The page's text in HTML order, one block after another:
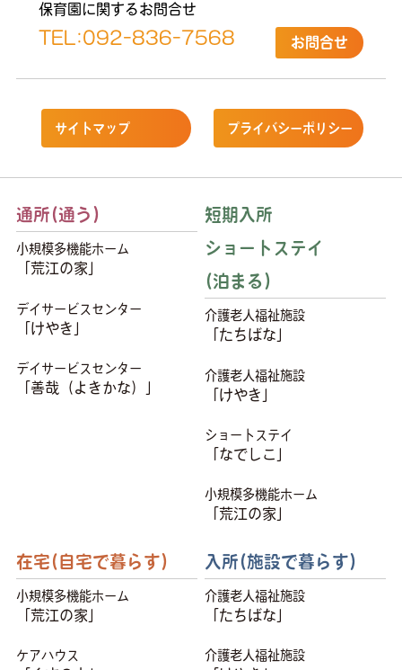
保育園に関するお問合せ
TEL:092-836-7568 お問合せ
サイトマップ プライバシーポリシー
通所(通う)
小規模多機能ホーム
「荒江の家」
デイサービスセンター
「けやき」
デイサービスセンター
「善哉（よきかな）」
短期入所
ショートステイ
(泊まる)
介護老人福祉施設
「たちばな」
介護老人福祉施設
「けやき」
ショートステイ
「なでしこ」
小規模多機能ホーム
「荒江の家」
在宅(自宅で暮らす)
小規模多機能ホーム
「荒江の家」
ケアハウス
入所(施設で暮らす)
介護老人福祉施設
「たちばな」
介護老人福祉施設